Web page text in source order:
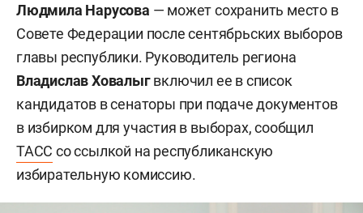
Людмила Нарусова — может сохранить место в
Совете Федерации после сентябрьских выборов
главы республики. Руководитель региона
Владислав Ховалыгвключил ее в список
кандидатов в сенаторы при подаче документов
в избирком для участия в выборах, сообщил
ТАСС со ссылкой на республиканскую
избирательную комиссию.